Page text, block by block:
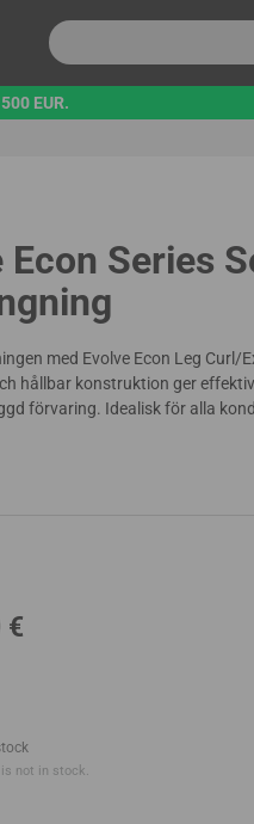
EUR.
Econ Series
med Evolve Econ Leg Curl/
hållbar konstruktion ger
förvaring. Idealisk för alla
€
is not in stock.